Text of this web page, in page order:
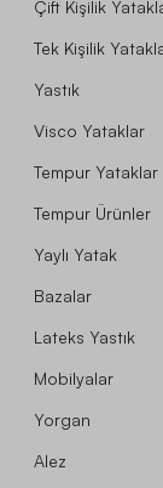
Çift Kişilik
Tek Kişilik
Yastık
Visco Yataklar
Tempur Yataklar
Tempur Ürünler
Yaylı Yatak
Bazalar
Lateks Yastık
Mobilyalar
Yorgan
Alez